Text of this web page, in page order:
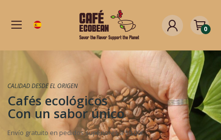
0
CALIDAD DESDE EL ORIGEN
Cafés ecológicos
Con un sabor único
Envío gratuito en pedidos superiores a 50,00€